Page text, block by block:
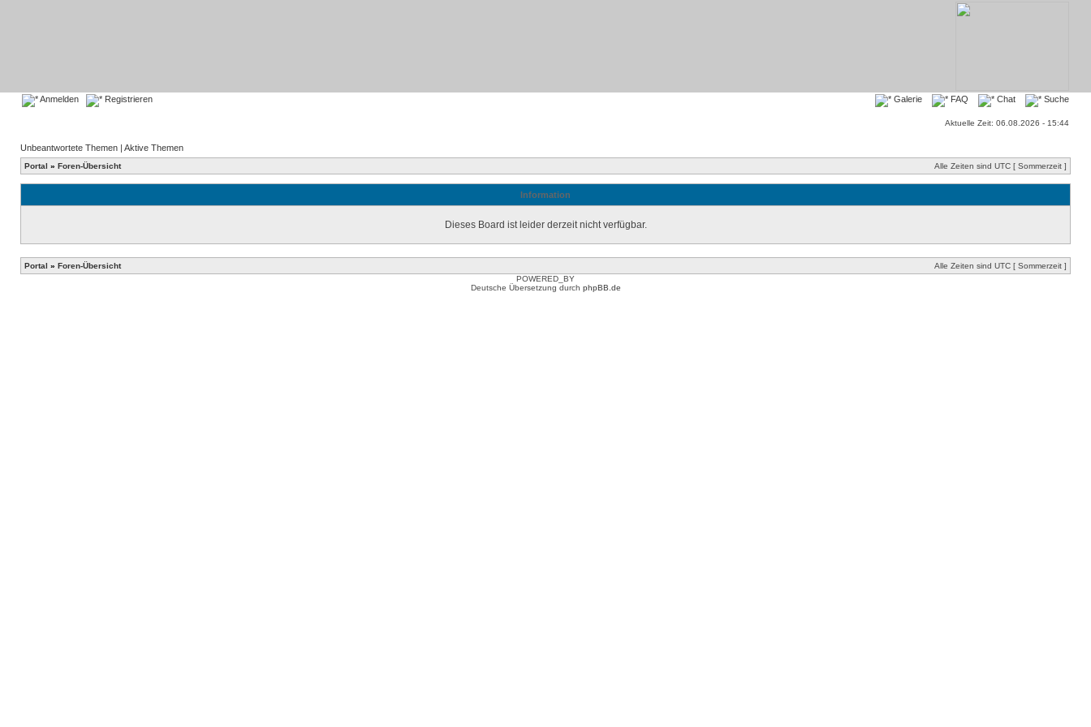
Anmelden Registrieren Galerie FAQ Chat Suche
Aktuelle Zeit: 06.08.2026 - 15:44
Unbeantwortete Themen | Aktive Themen
Portal » Foren-Übersicht Alle Zeiten sind UTC [ Sommerzeit ]
Information
Dieses Board ist leider derzeit nicht verfügbar.
Portal » Foren-Übersicht
Alle Zeiten sind UTC [ Sommerzeit ]
POWERED_BY
Deutsche Übersetzung durch phpBB.de